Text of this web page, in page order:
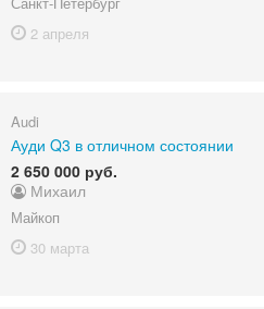
2 апреля
Audi
Ауди Q3 в отличном состоянии
2 650 000 руб.
Михаил
Майкоп
30 марта